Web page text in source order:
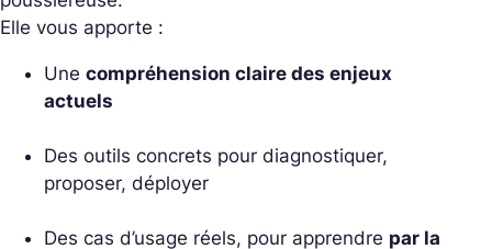
Elle vous apporte :
Une compréhension claire des enjeux
actuels
Des outils concrets pour diagnostiquer,
proposer, déployer
Des cas d’usage réels, pour apprendre par la